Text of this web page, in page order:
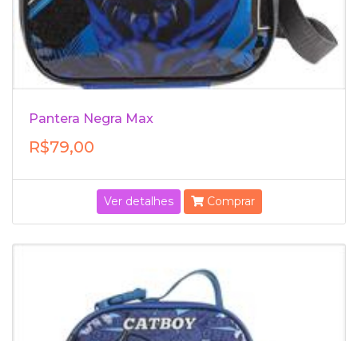
Pantera Negra Max
R$79,00
Ver detalhes Comprar